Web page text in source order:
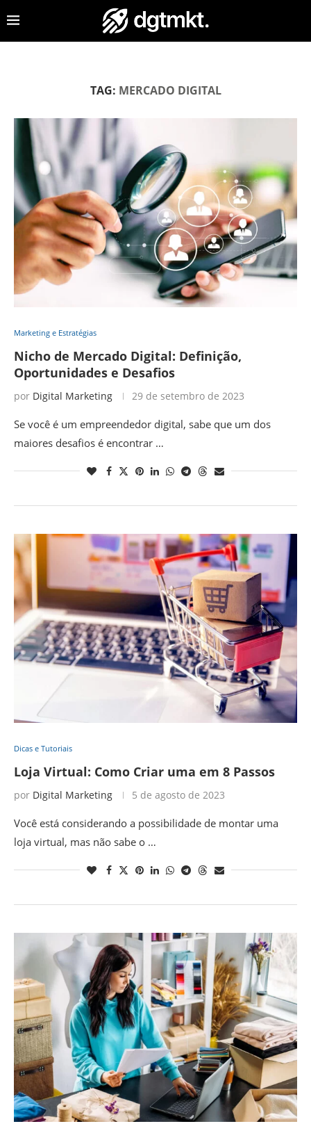
TAG: MERCADO DIGITAL
Marketing e Estratégias
Nicho de Mercado Digital: Definição,
Oportunidades e Desafios
por Digital Marketing 29 de setembro de 2023
Se você é um empreendedor digital, sabe que um dos
maiores desafios é encontrar …
Dicas e Tutoriais
Loja Virtual: Como Criar uma em 8 Passos
por Digital Marketing 5 de agosto de 2023
Você está considerando a possibilidade de montar uma
loja virtual, mas não sabe o …